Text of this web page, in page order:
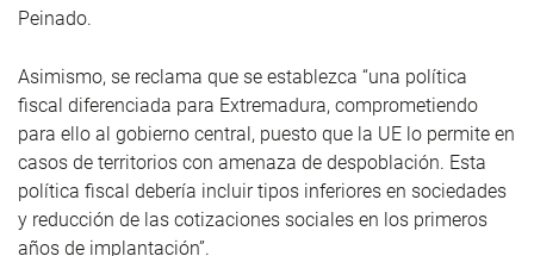
Peinado.
Asimismo, se reclama que se establezca “una política
fiscal diferenciada para Extremadura, comprometiendo
para ello al gobierno central, puesto que la UE lo permite en
casos de territorios con amenaza de despoblación. Esta
política fiscal debería incluir tipos inferiores en sociedades
y reducción de las cotizaciones sociales en los primeros
años de implantación”.